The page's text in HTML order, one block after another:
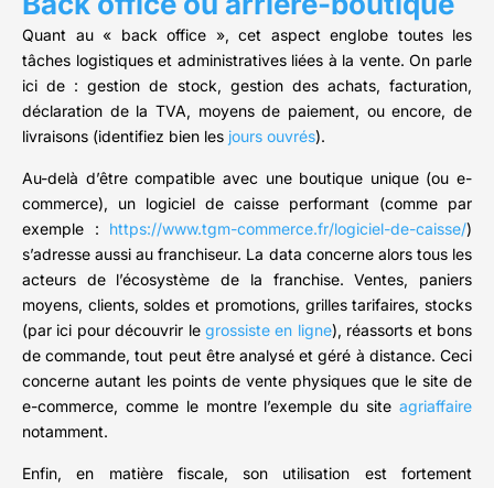
Quant au « back office », cet aspect englobe toutes les
tâches logistiques et administratives liées à la vente. On parle
ici de : gestion de stock, gestion des achats, facturation,
déclaration de la TVA, moyens de paiement, ou encore, de
livraisons (identifiez bien les jours ouvrés).
Au-delà d’être compatible avec une boutique unique (ou e-
commerce), un logiciel de caisse performant (comme par
exemple : https://www.tgm-commerce.fr/logiciel-de-caisse/)
s’adresse aussi au franchiseur. La data concerne alors tous les
acteurs de l’écosystème de la franchise. Ventes, paniers
moyens, clients, soldes et promotions, grilles tarifaires, stocks
(par ici pour découvrir le grossiste en ligne), réassorts et bons
de commande, tout peut être analysé et géré à distance. Ceci
concerne autant les points de vente physiques que le site de
e-commerce, comme le montre l’exemple du site agriaffaire
notamment.
Enfin, en matière fiscale, son utilisation est fortement